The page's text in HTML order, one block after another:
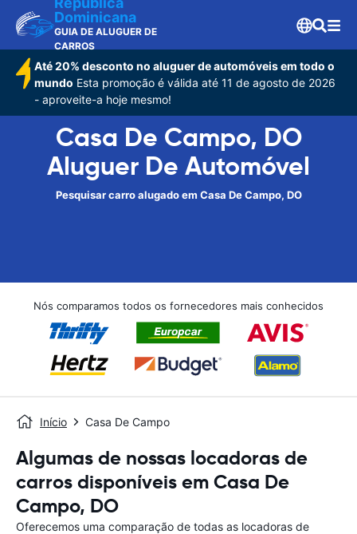
Dominicana
GUIA DE ALUGUER DE
CARROS
Até 20% desconto no aluguer de automóveis em todo o
mundo Esta promoção é válida até 11 de agosto de 2026
- aproveite-a hoje mesmo!
Casa De Campo, DO
Aluguer De Automóvel
Pesquisar carro alugado em Casa De Campo, DO
Nós comparamos todos os fornecedores mais conhecidos
Início Casa De Campo
Algumas de nossas locadoras de
carros disponíveis em Casa De
Campo, DO
Oferecemos uma comparação de todas as locadoras de